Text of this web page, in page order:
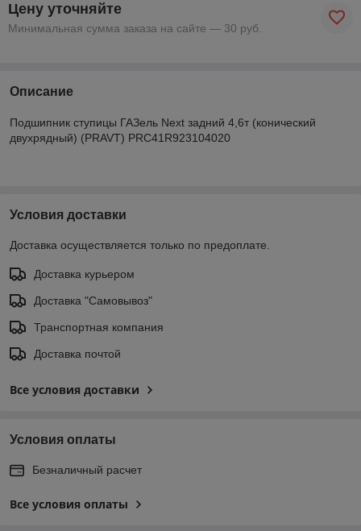
Цену уточняйте
Минимальная сумма заказа на сайте — 30 руб.
Описание
Подшипник ступицы ГАЗель Next задний 4,6т (конический
двухрядный) (PRAVT) PRC41R923104020
Условия доставки
Доставка осуществляется только по предоплате.
Доставка курьером
Доставка "Самовывоз"
Транспортная компания
Доставка почтой
Все условия доставки
Условия оплаты
Безналичный расчет
Все условия оплаты